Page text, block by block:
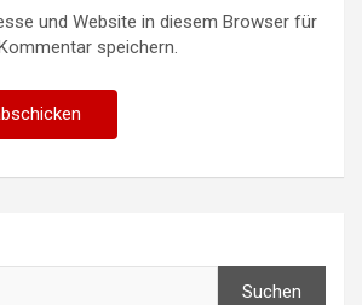
und Website in diesem Browser für
speichern.
Suchen